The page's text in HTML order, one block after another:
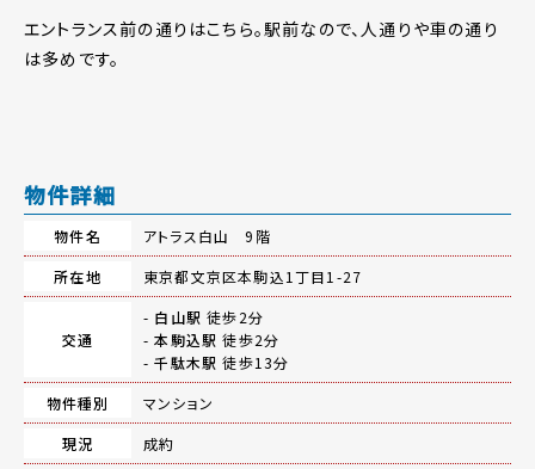
エントランス前の通りはこちら。駅前なので、人通りや車の通り
は多めです。
物件詳細
物件名
アトラス白山 9階
所在地
東京都文京区本駒込1丁目1-27
交通
- 白山駅 徒歩2分
-本駒込駅 徒歩2分
-千駄木駅 徒歩13分
物件種別
マンション
現況
成約